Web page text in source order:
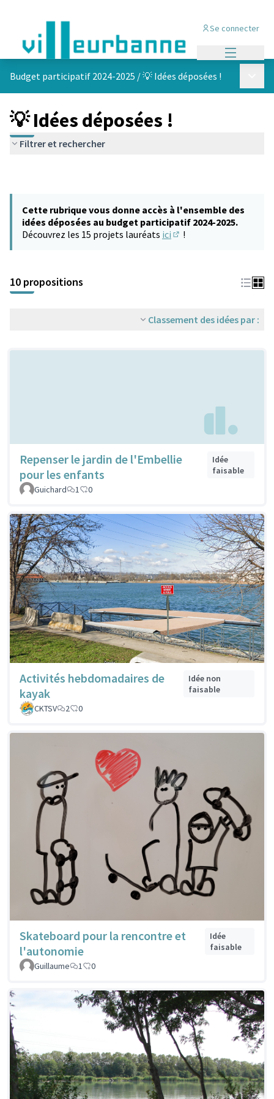
Se connecter
Budget participatif 2024-2025 /💡 Idées déposées !
💡 Idées déposées !
Filtrer et rechercher
Cette rubrique vous donne accès à l'ensemble des
idées déposées au budget participatif 2024-2025.
Découvrez les 15 projets lauréats ici !
10 propositions
Classement des idées par :
Repenser le jardin de l'Embellie
pour les enfants
Idée
faisable
Guichard
1 0
Activités hebdomadaires de
kayak
Idée non
faisable
CKTSV
2 0
Skateboard pour la rencontre et
l'autonomie
Idée
faisable
Guillaume
1 0